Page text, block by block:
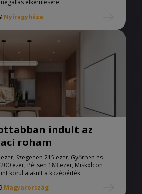
elkerülésére.
Nyíregyháza
indult az
roham
Szegeden 215 ezer, Győrben és
ezer, Pécsen 183 ezer, Miskolcon
körül alakult a középérték.
Magyarország